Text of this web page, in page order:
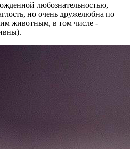
любознательностью,
но очень дружелюбна по
животным, в том числе -